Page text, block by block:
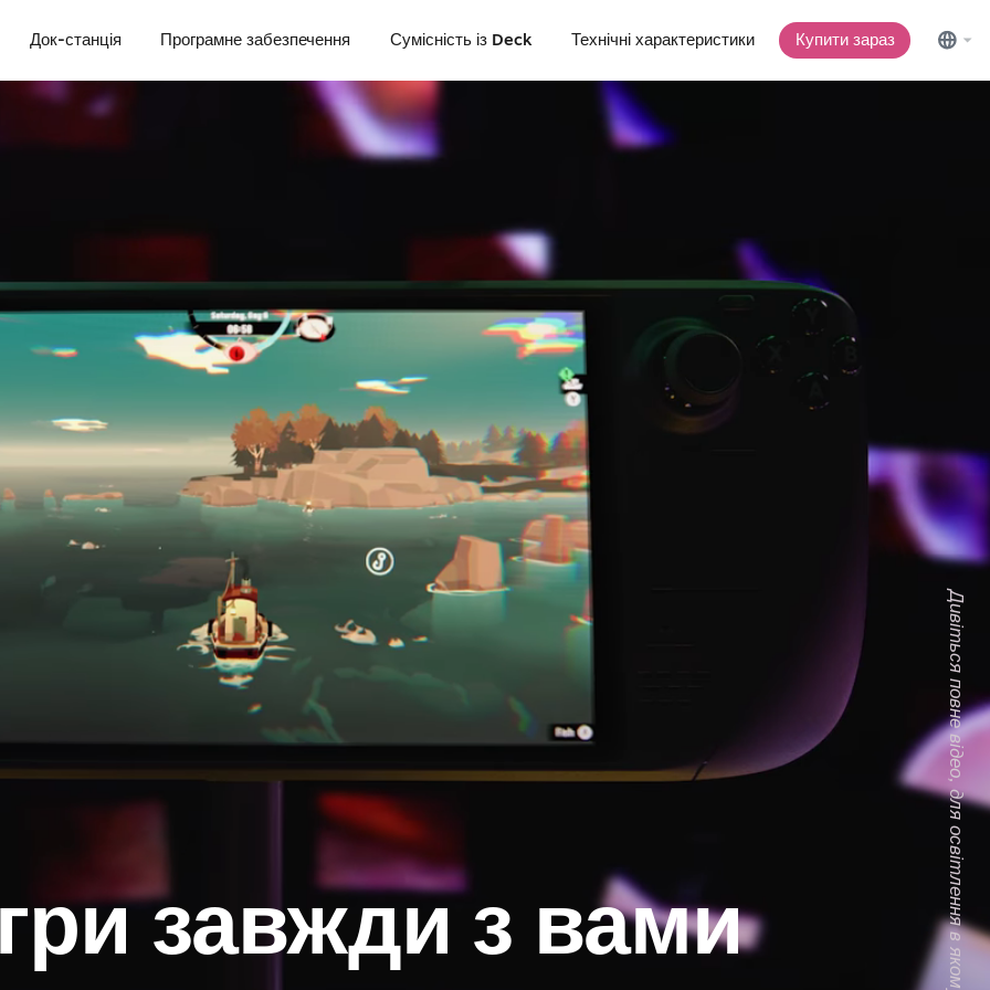
Док-станція Програмне забезпечення Сумісність із Deck Технічні характеристики Купити зараз
завжди з вами